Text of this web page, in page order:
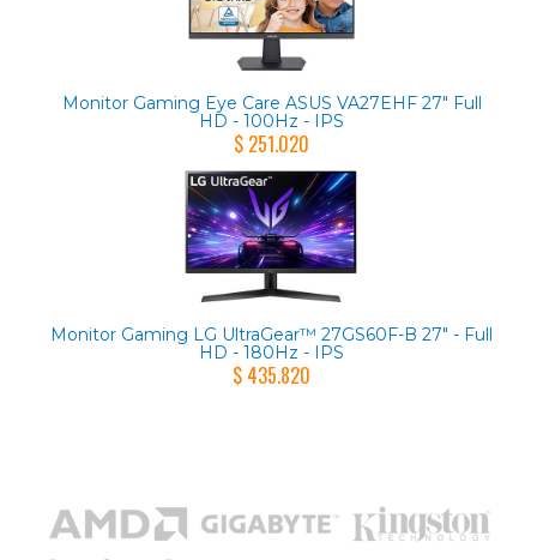
Monitor Gaming Eye Care ASUS VA27EHF 27" Full
HD - 100Hz - IPS
$ 251.020
Monitor Gaming LG UltraGear™ 27GS60F-B 27" - Full
HD - 180Hz - IPS
$ 435.820